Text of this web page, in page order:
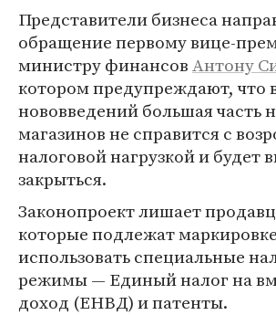
Представители бизнеса
обращение первому вице-
министру финансовАнтону
котором предупреждают, что в
нововведений большая часть
магазинов не справится с
налоговой нагрузкой и будет
закрыться.
Законопроект лишает
которые подлежат
использовать специальные
режимы — Единый налог на
доход (ЕНВД) и патенты.